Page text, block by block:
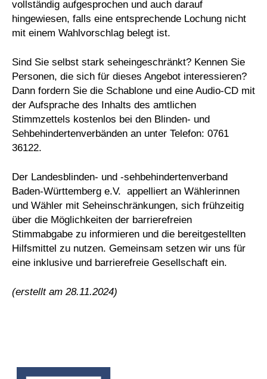
vollständig aufgesprochen und auch darauf
hingewiesen, falls eine entsprechende Lochung nicht
mit einem Wahlvorschlag belegt ist.
Sind Sie selbst stark seheingeschränkt? Kennen Sie
Personen, die sich für dieses Angebot interessieren?
Dann fordern Sie die Schablone und eine Audio-CD mit
der Aufsprache des Inhalts des amtlichen
Stimmzettels kostenlos bei den Blinden- und
Sehbehindertenverbänden an unter Telefon: 0761
36122.
Der Landesblinden- und -sehbehindertenverband
Baden-Württemberg e.V. appelliert an Wählerinnen
und Wähler mit Seheinschränkungen, sich frühzeitig
über die Möglichkeiten der barrierefreien
Stimmabgabe zu informieren und die bereitgestellten
Hilfsmittel zu nutzen. Gemeinsam setzen wir uns für
eine inklusive und barrierefreie Gesellschaft ein.
(erstellt am 28.11.2024)